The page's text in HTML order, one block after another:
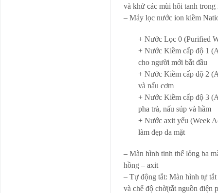
và khử các mùi hôi tanh trong
– Máy lọc nước ion kiềm
+ Nước Lọc 0 (Purified
+ Nước Kiềm cấp độ 1
cho người mới bắt đầu
+ Nước Kiềm cấp độ 2
và nấu cơm
+ Nước Kiềm cấp độ 3
pha trà, nấu súp và hầm
+ Nước axit yếu (Week
làm đẹp da mặt
– Màn hình tinh thể lỏng ba
hồng – axit
– Tự động tắt: Màn hình tự
và chế độ chờ(tắt nguồn điện